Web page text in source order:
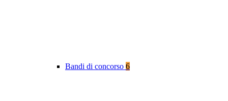
Bandi di concorso 6